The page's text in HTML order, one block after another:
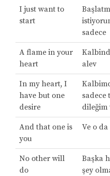
I just want to
start
sadece
A flame in your
heart
alev
In my heart, I
have but one
desire
sadece
dileğim
And that one is
you
Ve o
No other will
do
Başka
şey